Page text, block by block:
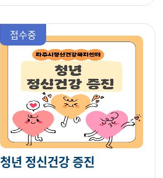
접수중
청년 정신건강 증진